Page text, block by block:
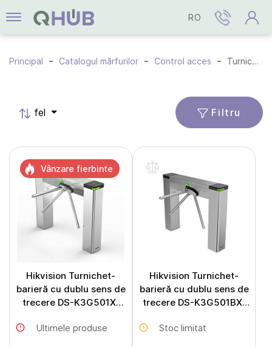
RO
Principal Catalogul mărfurilor Control acces Turnichete
fel Filtru
Hikvision Turnichet-
barieră cu dublu sens de
trecere DS-K3G501X-
Ultimele produse
Vânzare fierbinte
Hikvision Turnichet-
barieră cu dublu sens de
trecere DS-K3G501BX-
Stoc limitat